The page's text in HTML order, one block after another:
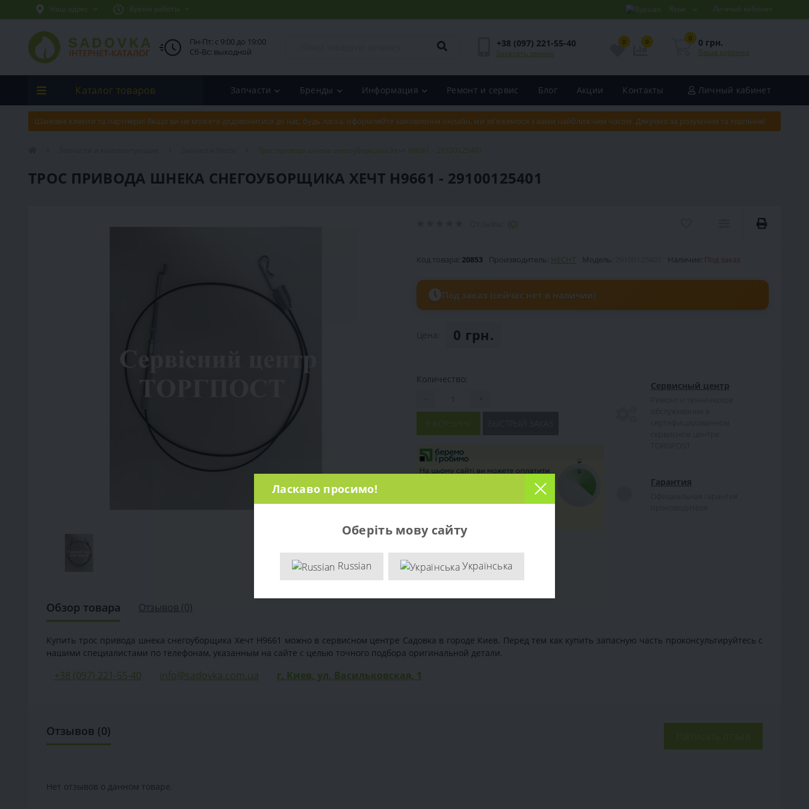
Наш адрес Время работы Язык Личный кабинет
Пн-Пт: с 9:00 до 19:00
Сб-Вс: выходной
+38 (097) 221-55-40
Заказать звонок
0 0 0 0 грн.
Ваша корзина
Каталог товаров Запчасти Бренды Информация Ремонт и сервис Блог Акции Контакты Личный кабинет
Шановні клієнти та партнери! Якщо ви не можете додзвонитися до нас, будь ласка, оформляйте замовлення онлайн, ми зв'яжемося з вами найближчим часом. Дякуємо за розуміння та терпіння!
Трос привода шнека снегоуборщика Хечт Н9661 - ‎‎29100125401
ТРОС ПРИВОДА ШНЕКА СНЕГОУБОРЩИКА ХЕЧТ Н9661 - ‎‎29100125401
(0)
Код товара: 20853 Производитель: HECHT Модель: Наличие: Под заказ
Под заказ (сейчас нет в наличии)
0 грн.
Количество:
В КОРЗИНУ
Сервисный центр
Гарантия
Обзор товара Отзывов (0)
Купить трос привода шнека снегоуборщика Хечт Н9661 можно в сервисном центре Садовка в городе Киев. Перед тем как купить запасную часть проконсультируйтесь с
нашими специалистами по телефонам, указанным на сайте с целью точного подбора оригинальной детали.
+38 (097) 221-55-40 info@sadovka.com.ua г. Киев, ул. Васильковская, 1
Отзывов (0) Написать отзыв
Нет отзывов о данном товаре.
Ласкаво просимо!
Оберіть мову сайту
Russian Українська